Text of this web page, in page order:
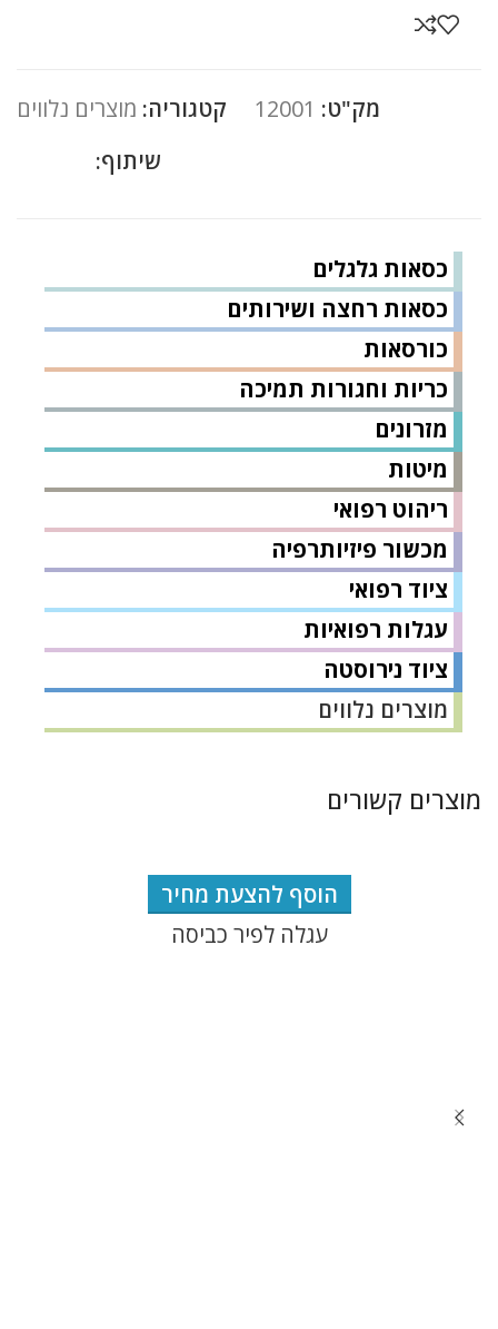
כסאות גלגלים
כסאות רחצה ושירותים
כורסאות
כריות וחגורות תמיכה
מזרונים
מיטות
ריהוט רפואי
מכשור פיזיותרפיה
ציוד רפואי
עגלות רפואיות
ציוד נירוסטה
מוצרים נלווים
מק"ט: 12001 קטגוריה: מוצרים נלווים
שיתוף:
מוצרים קשורים
הוסף להצעת מחיר
עגלה לפיר כביסה